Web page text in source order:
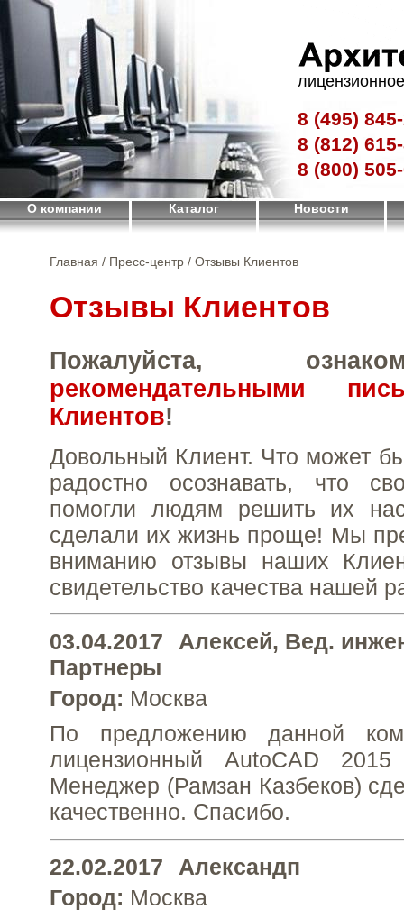
8 (495)
8 (812)
8 (800)
О компании Каталог Новости
Главная / Пресс-центр / Отзывы Клиентов
Отзывы Клиентов
Пожалуйста,
рекомендательными
Клиентов!
Довольный Клиент. Что может
радостно осознавать, что
помогли людям решить их
сделали их жизнь проще! Мы
вниманию отзывы наших
свидетельство качества нашей
03.04.2017 Алексей, Вед.
Партнеры
Город: Москва
По предложению данной
лицензионный AutoCAD
Менеджер (Рамзан Казбеков)
качественно. Спасибо.
22.02.2017
Александп
Город: Москва